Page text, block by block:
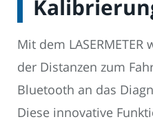
Mit dem
der Distanzen zum
Bluetooth an das
Diese innovative